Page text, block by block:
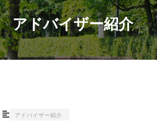
アドバイザー紹介
アドバイザー紹介